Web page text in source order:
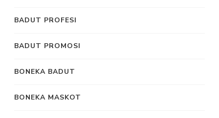
BADUT PROFESI
BADUT PROMOSI
BONEKA BADUT
BONEKA MASKOT